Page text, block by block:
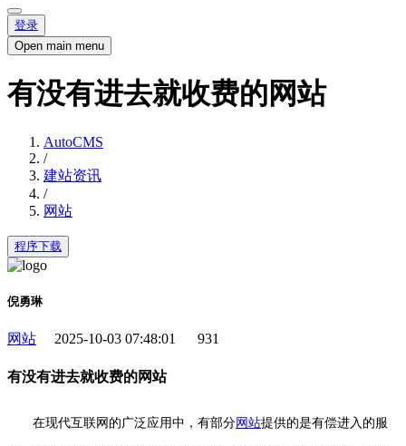
登录
Open main menu
有没有进去就收费的网站
AutoCMS
/
建站资讯
/
网站
程序下载
倪勇琳
网站 2025-10-03 07:48:01 931
有没有进去就收费的网站
在现代互联网的广泛应用中，有部分网站提供的是有偿进入的服